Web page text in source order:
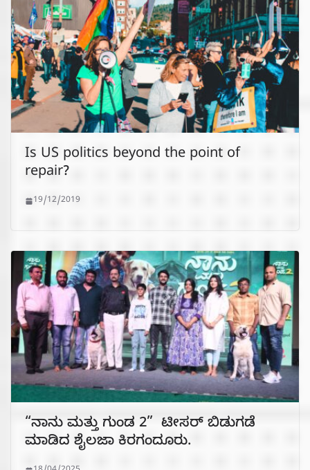
Is US politics beyond the point of
repair?
19/12/2019
“ನಾನು ಮತ್ತು ಗುಂಡ 2” ಟೀಸರ್ ಬಿಡುಗಡೆ
ಮಾಡಿದ ಶೈಲಜಾ ಕಿರಗಂದೂರು.